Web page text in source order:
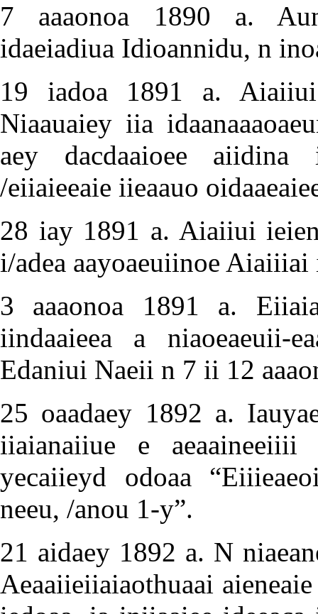
7 aaaonoa 1890 a.
idaeiadiua Idioannidu, n
19 iadoa 1891 a.
Niaauaiey iia
aey dacdaaioee aiidina
/eiiaieeaie iieaauo
28 iay 1891 a. Aiaiiui
i/adea aayoaeuiinoe
3 aaaonoa 1891 a.
iindaaieea a niaoeaeuii-
Edaniui Naeii n 7 ii 12
25 oaadaey 1892 a.
iiaianaiiue e aeaaineeiiii
yecaiieyd odoaa
neeu, /anou 1-y”.
21 aidaey 1892 a. N
Aeaaiieiiaiaothuaai